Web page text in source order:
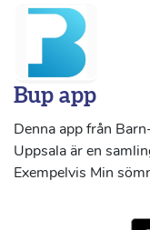
Bup app
Denna app från
Uppsala är en
Exempelvis Min